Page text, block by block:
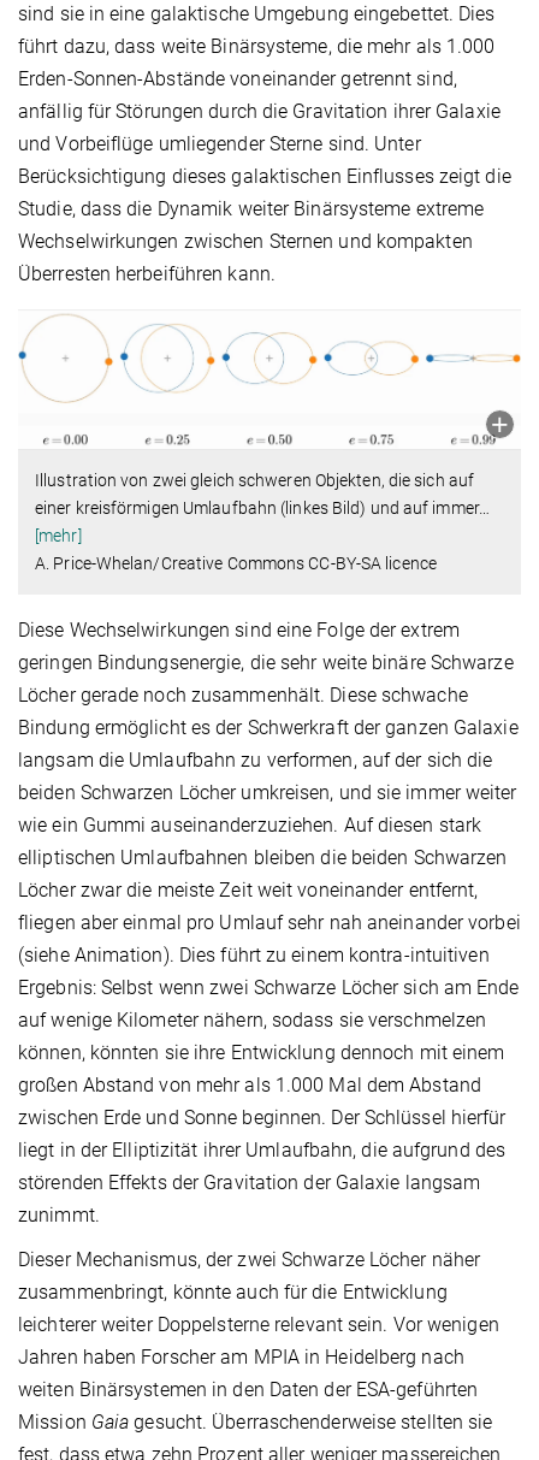
sind sie in eine galaktische Umgebung eingebettet. Dies
führt dazu, dass weite Binärsysteme, die mehr als 1.000
Erden-Sonnen-Abstände voneinander getrennt sind,
anfällig für Störungen durch die Gravitation ihrer Galaxie
und Vorbeiflüge umliegender Sterne sind. Unter
Berücksichtigung dieses galaktischen Einflusses zeigt die
Studie, dass die Dynamik weiter Binärsysteme extreme
Wechselwirkungen zwischen Sternen und kompakten
Überresten herbeiführen kann.
Illustration von zwei gleich schweren Objekten, die sich auf
einer kreisförmigen Umlaufbahn (linkes Bild) und auf immer…
[mehr]
A. Price-Whelan/Creative Commons CC-BY-SA licence
Diese Wechselwirkungen sind eine Folge der extrem
geringen Bindungsenergie, die sehr weite binäre Schwarze
Löcher gerade noch zusammenhält. Diese schwache
Bindung ermöglicht es der Schwerkraft der ganzen Galaxie
langsam die Umlaufbahn zu verformen, auf der sich die
beiden Schwarzen Löcher umkreisen, und sie immer weiter
wie ein Gummi auseinanderzuziehen. Auf diesen stark
elliptischen Umlaufbahnen bleiben die beiden Schwarzen
Löcher zwar die meiste Zeit weit voneinander entfernt,
fliegen aber einmal pro Umlauf sehr nah aneinander vorbei
(siehe Animation). Dies führt zu einem kontra-intuitiven
Ergebnis: Selbst wenn zwei Schwarze Löcher sich am Ende
auf wenige Kilometer nähern, sodass sie verschmelzen
können, könnten sie ihre Entwicklung dennoch mit einem
großen Abstand von mehr als 1.000 Mal dem Abstand
zwischen Erde und Sonne beginnen. Der Schlüssel hierfür
liegt in der Elliptizität ihrer Umlaufbahn, die aufgrund des
störenden Effekts der Gravitation der Galaxie langsam
zunimmt.
Dieser Mechanismus, der zwei Schwarze Löcher näher
zusammenbringt, könnte auch für die Entwicklung
leichterer weiter Doppelsterne relevant sein. Vor wenigen
Jahren haben Forscher am MPIA in Heidelberg nach
weiten Binärsystemen in den Daten der ESA-geführten
Mission Gaia gesucht. Überraschenderweise stellten sie
fest, dass etwa zehn Prozent aller weniger massereichen